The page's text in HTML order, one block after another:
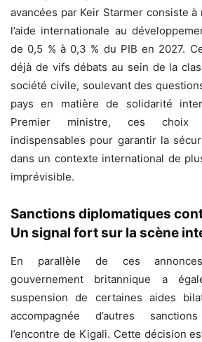
avancées par Keir Starmer consiste
l’aide internationale au
de 0,5 % à 0,3 % du PIB en 2027.
déjà de vifs débats au sein de la
société civile, soulevant des
pays en matière de solidarité
Premier ministre, ces choix
indispensables pour garantir la
dans un contexte international de
imprévisible.
Sanctions diplomatiques
Un signal fort sur la scène
En parallèle de ces
gouvernement britannique a
suspension de certaines aides
accompagnée d’autres
l’encontre de Kigali. Cette décision